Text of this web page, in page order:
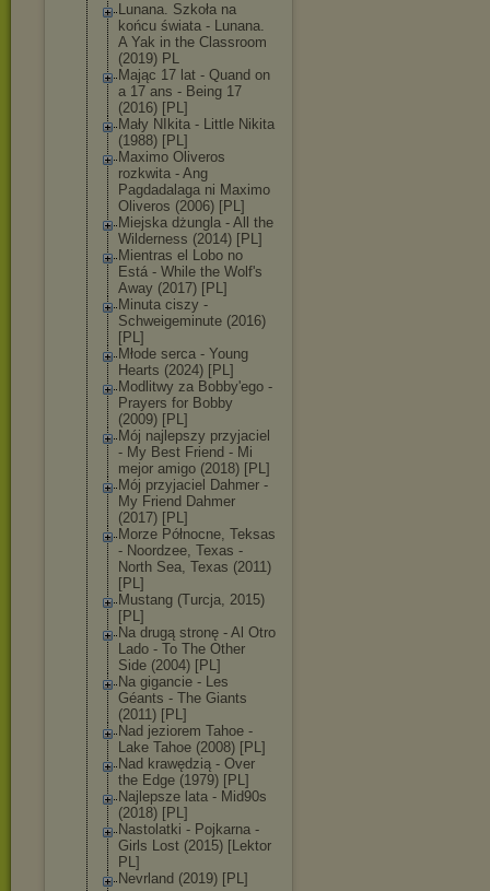
Lunana. Szkoła na
końcu świata - Lunana.
A Yak in the Classroom
(2019) PL
Mając 17 lat - Quand on
a 17 ans - Being 17
(2016) [PL]
Mały NIkita - Little Nikita
(1988) [PL]
Maximo Oliveros
rozkwita - Ang
Pagdadalaga ni Maximo
Oliveros (2006) [PL]
Miejska dżungla - All the
Wilderness (2014) [PL]
Mientras el Lobo no
Está - While the Wolf's
Away (2017) [PL]
Minuta ciszy -
Schweigeminute (2016)
[PL]
Młode serca - Young
Hearts (2024) [PL]
Modlitwy za Bobby'ego -
Prayers for Bobby
(2009) [PL]
Mój najlepszy przyjaciel
- My Best Friend - Mi
mejor amigo (2018) [PL]
Mój przyjaciel Dahmer -
My Friend Dahmer
(2017) [PL]
Morze Północne, Teksas
- Noordzee, Texas -
North Sea, Texas (2011)
[PL]
Mustang (Turcja, 2015)
[PL]
Na drugą stronę - Al Otro
Lado - To The Other
Side (2004) [PL]
Na gigancie - Les
Géants - The Giants
(2011) [PL]
Nad jeziorem Tahoe -
Lake Tahoe (2008) [PL]
Nad krawędzią - Over
the Edge (1979) [PL]
Najlepsze lata - Mid90s
(2018) [PL]
Nastolatki - Pojkarna -
Girls Lost (2015) [Lektor
PL]
Nevrland (2019) [PL]